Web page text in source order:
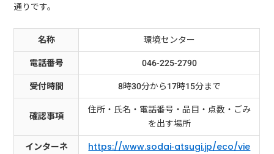
通りです。
名称
環境センター
電話番号
046-225-2790
受付時間
8時30分から17時15分まで
確認事項
住所・氏名・電話番号・品目・点数・ごみ
を出す場所
インターネ
https://www.sodai-atsugi.jp/eco/vie